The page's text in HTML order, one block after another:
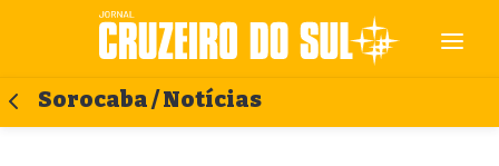
Sorocaba / Notícias